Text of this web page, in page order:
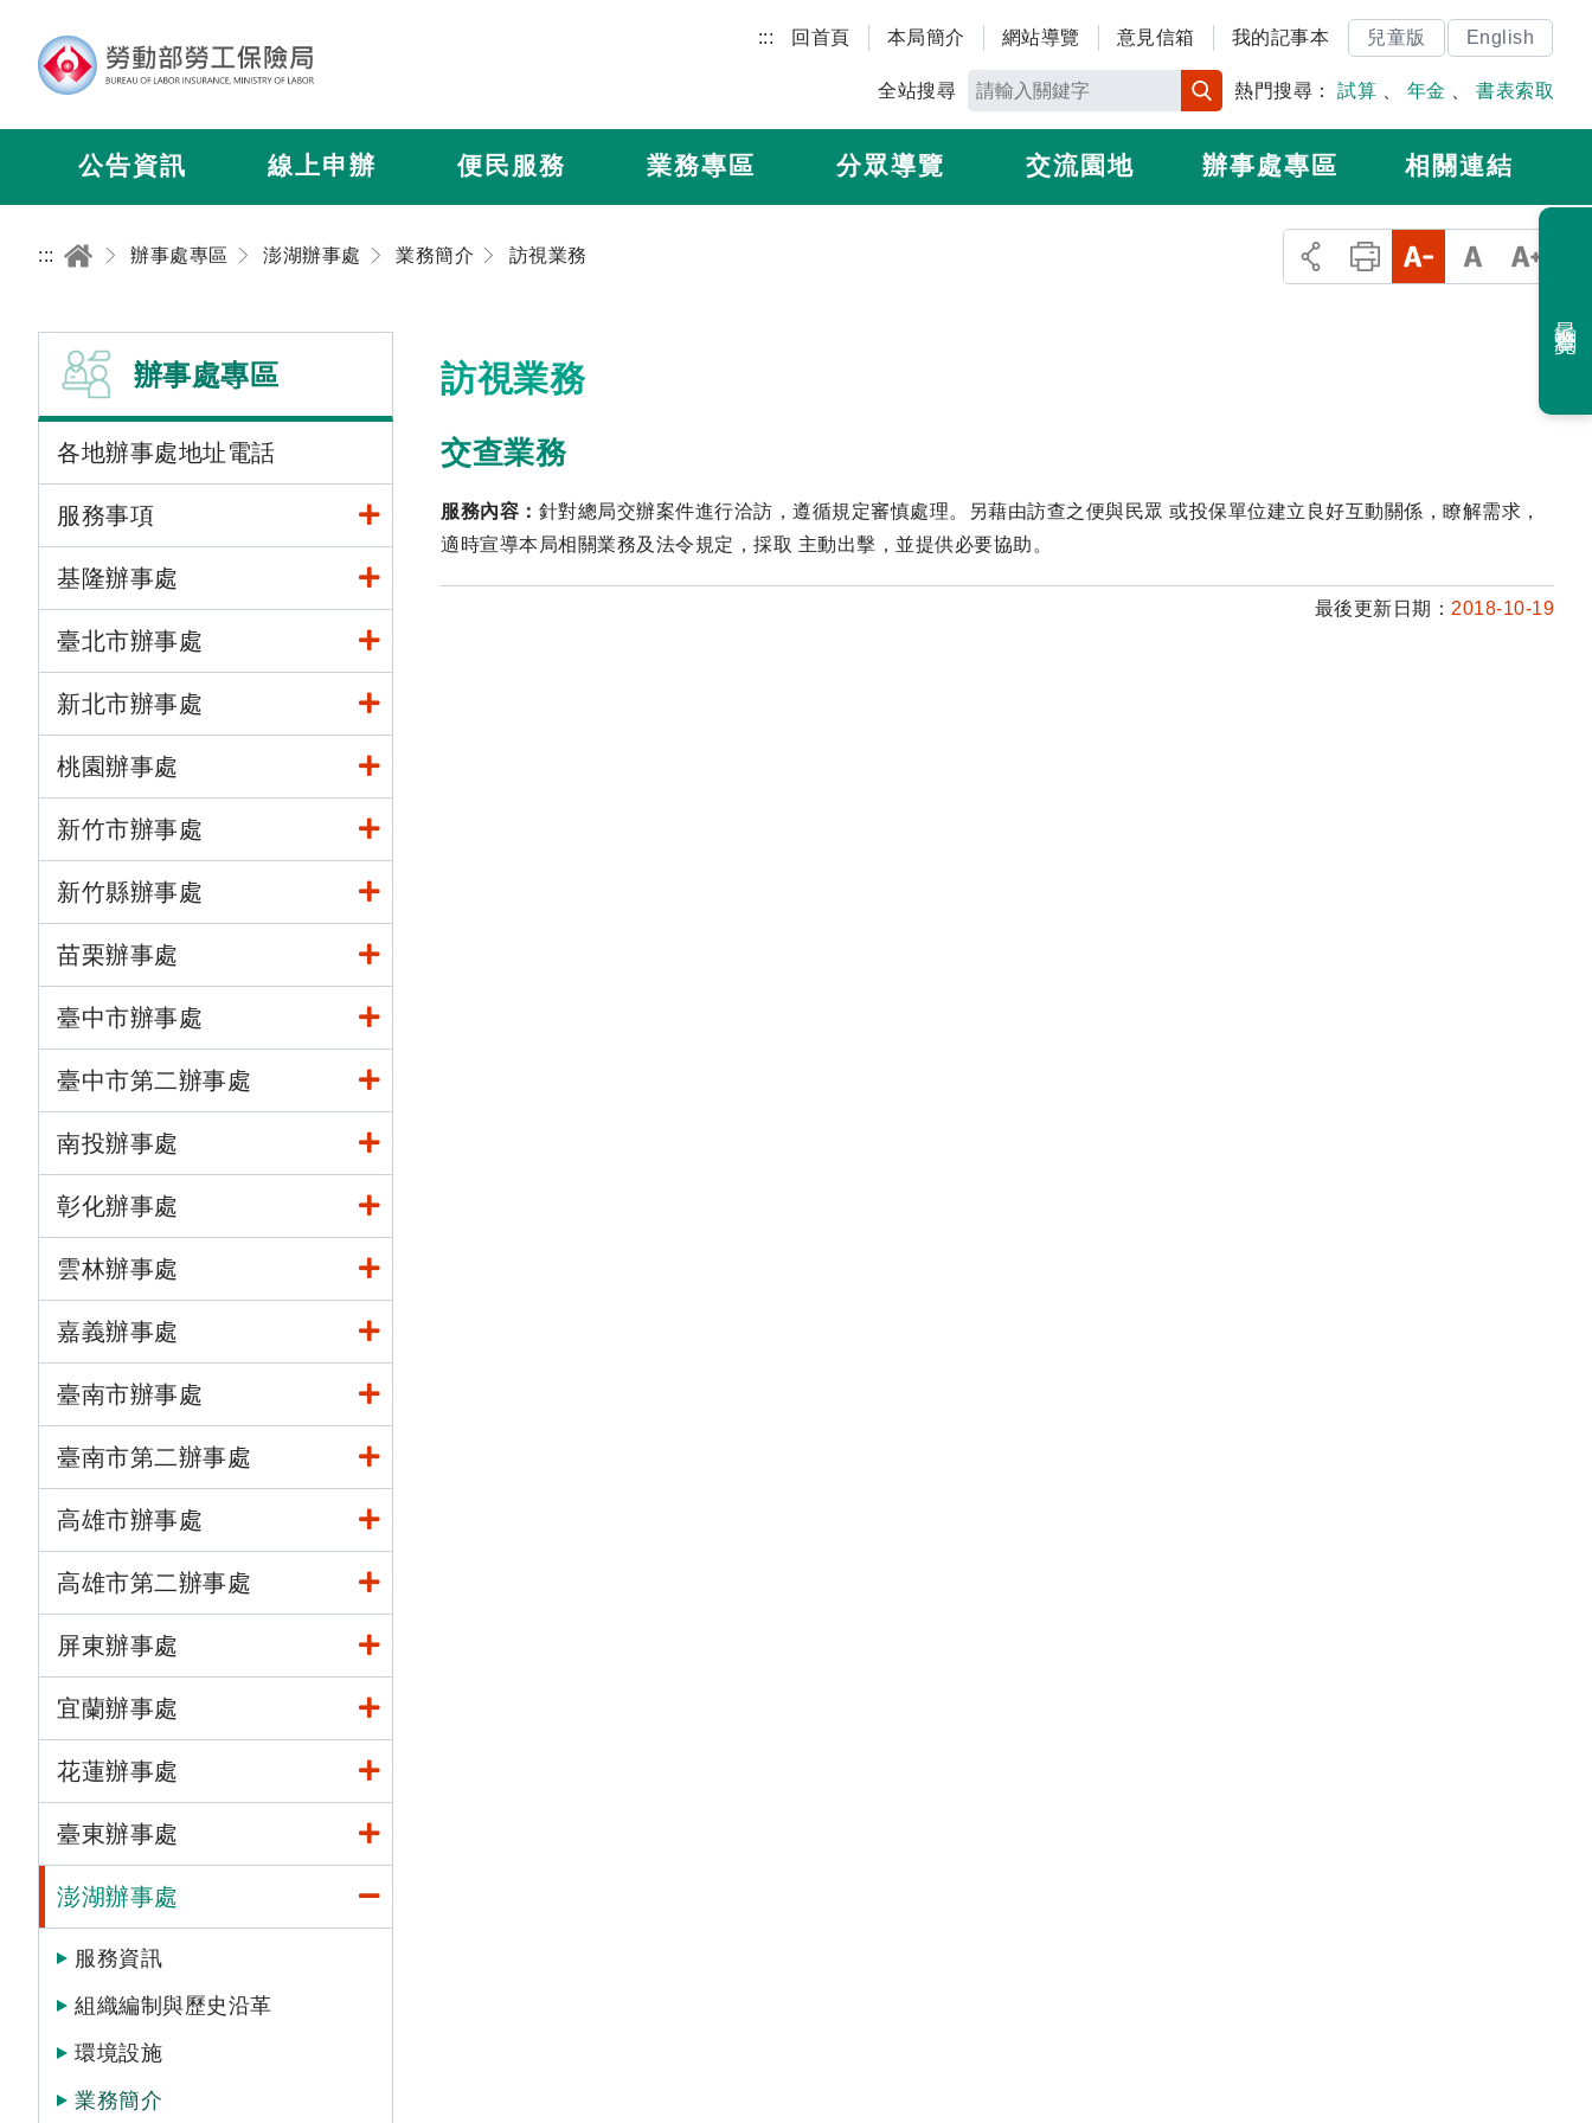
::: 回首頁 本局簡介 網站導覽 意見信箱 我的記事本 兒童版 English
全站搜尋 熱門搜尋： 試算 年金 書表索取
公告資訊 線上申辦 便民服務 業務專區 分眾導覽 交流園地 辦事處專區 相關連結
::: 辦事處專區 澎湖辦事處 業務簡介 訪視業務
辦事處專區
各地辦事處地址電話
服務事項
基隆辦事處
臺北市辦事處
新北市辦事處
桃園辦事處
新竹市辦事處
新竹縣辦事處
苗栗辦事處
臺中市辦事處
臺中市第二辦事處
南投辦事處
彰化辦事處
雲林辦事處
嘉義辦事處
臺南市辦事處
臺南市第二辦事處
高雄市辦事處
高雄市第二辦事處
屏東辦事處
宜蘭辦事處
花蓮辦事處
臺東辦事處
澎湖辦事處
服務資訊
組織編制與歷史沿革
環境設施
業務簡介
訪視業務
交查業務
服務內容： 針對總局交辦案件進行洽訪，遵循規定審慎處理。另藉由訪查之便與民眾 或投保單位建立良好互動關係，瞭解需求，
適時宣導本局相關業務及法令規定，採取 主動出擊，並提供必要協助。
最後更新日期： 2018-10-19